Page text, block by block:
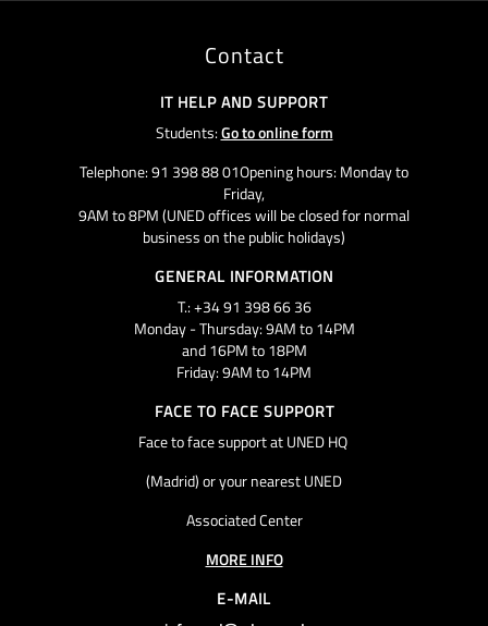
Contact
IT HELP AND SUPPORT
Students:Go to online form
Telephone: 91 398 88 01Opening hours: Monday to
Friday,
9AM to 8PM (UNED offices will be closed for normal
business on the public holidays)
GENERAL INFORMATION
T.: +34 91 398 66 36
Monday - Thursday: 9AM to 14PM
and 16PM to 18PM
Friday: 9AM to 14PM
FACE TO FACE SUPPORT
Face to face support at UNED HQ
(Madrid) or your nearest UNED
Associated Center
MORE INFO
E-MAIL